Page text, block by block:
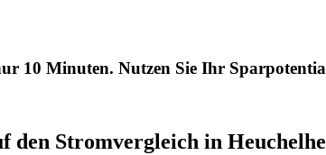
10 Minuten. Nutzen Sie Ihr
den Stromvergleich in